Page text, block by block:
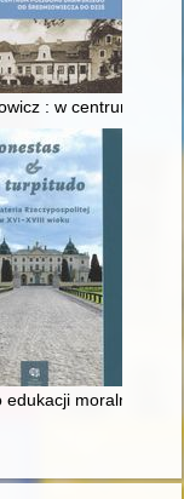
i
: w centrum
edukacji moralnej